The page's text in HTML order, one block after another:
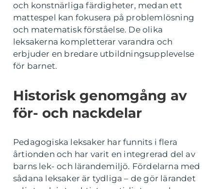
och konstnärliga färdigheter, medan ett
mattespel kan fokusera på problemlösning
och matematisk förståelse. De olika
leksakerna kompletterar varandra och
erbjuder en bredare utbildningsupplevelse
för barnet.
Historisk genomgång av
för- och nackdelar
Pedagogiska leksaker har funnits i flera
årtionden och har varit en integrerad del av
barns lek- och lärandemiljö. Fördelarna med
sådana leksaker är tydliga – de gör lärandet